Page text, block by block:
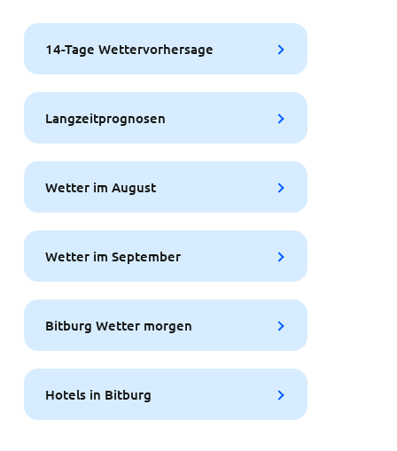
14-Tage Wettervorhersage
Langzeitprognosen
Wetter im August
Wetter im September
Bitburg Wetter morgen
Hotels in Bitburg